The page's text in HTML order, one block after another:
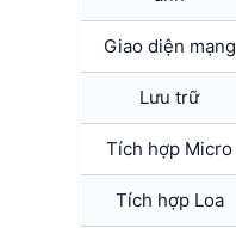
Giao diện mạng
Lưu trữ
Tích hợp Micro
Tích hợp Loa